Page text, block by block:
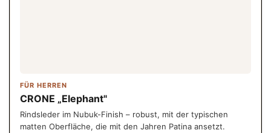
FÜR HERREN
CRONE „Elephant"
Rindsleder im Nubuk-Finish – robust, mit der typischen
matten Oberfläche, die mit den Jahren Patina ansetzt.